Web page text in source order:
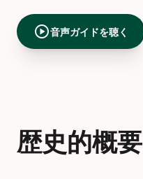
play_circle音声ガイドを聴く
歴史的概要